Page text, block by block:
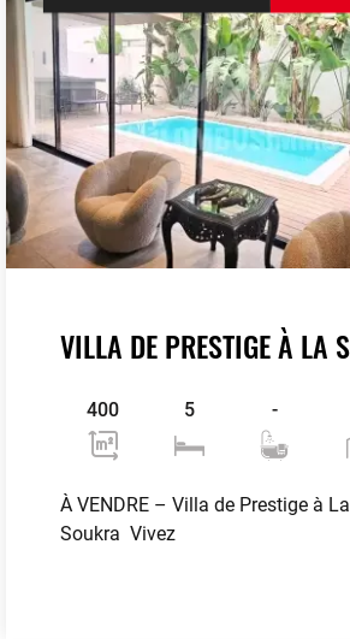
400 5 -
À VENDRE – Villa de Prestige à La
Soukra Vivez